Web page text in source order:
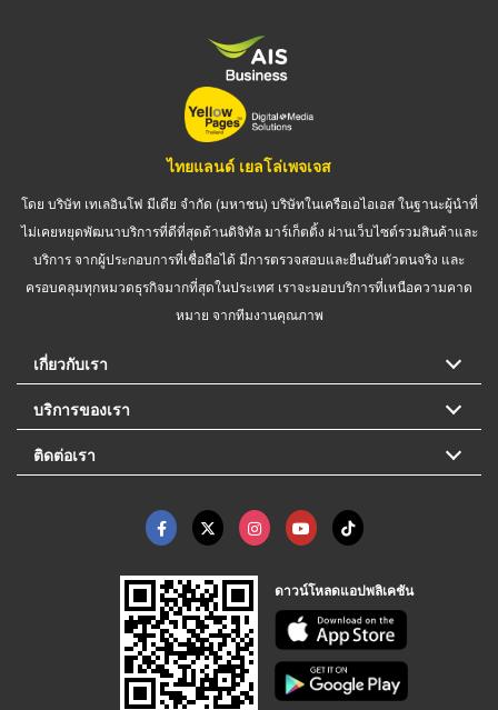
ไทยแลนด์ เยลโล่เพจเจส
โดย บริษัท เทเลอินโฟ มีเดีย จำกัด (มหาชน) บริษัทในเครือเอไอเอส ในฐานะผู้นำที่
ไม่เคยหยุดพัฒนาบริการที่ดีที่สุดด้านดิจิทัล มาร์เก็ตติ้ง ผ่านเว็บไซต์รวมสินค้าและ
บริการ จากผู้ประกอบการที่เชื่อถือได้ มีการตรวจสอบและยืนยันตัวตนจริง และ
ครอบคลุมทุกหมวดธุรกิจมากที่สุดในประเทศ เราจะมอบบริการที่เหนือความคาด
หมาย จากทีมงานคุณภาพ
เกี่ยวกับเรา
บริการของเรา
ติดต่อเรา
ดาวน์โหลดแอปพลิเคชัน